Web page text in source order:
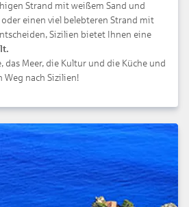
Strand mit weißem Sand und
einen viel belebteren Strand mit
Sizilien bietet Ihnen eine
das Meer, die Kultur und die Küche und
Weg nach Sizilien!